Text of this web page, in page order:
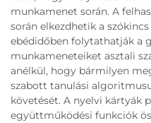
munkamenet során. A
során elkezdhetik a
ebédidőben folytathatják a
munkameneteiket asztali
anélkül, hogy bármilyen
szabott tanulási
követését. A nyelvi kártyák
együttműködési funkciók